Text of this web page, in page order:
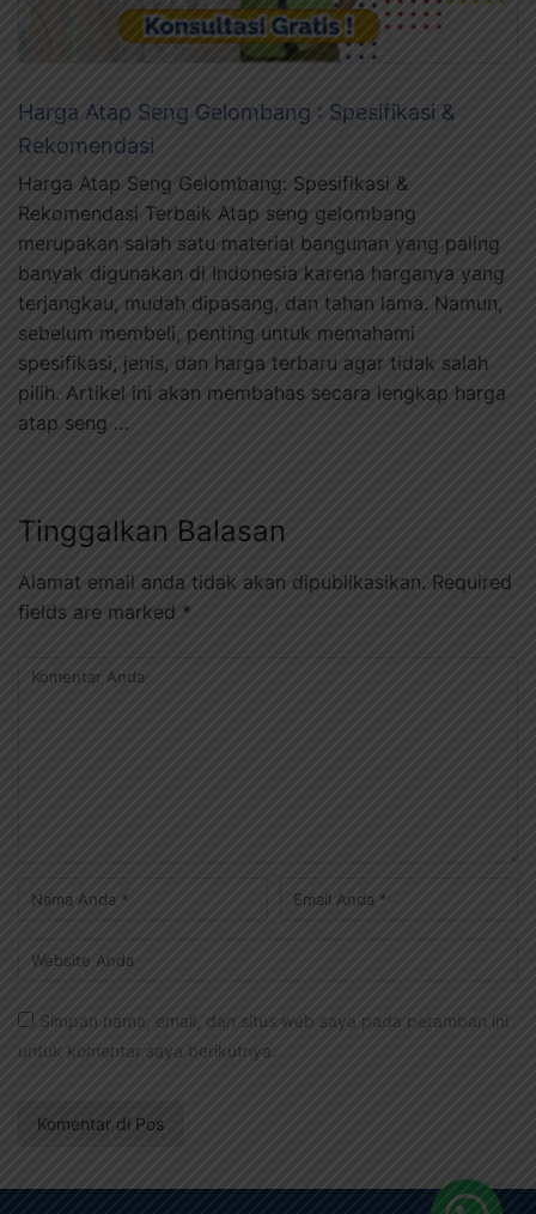
Harga Atap Seng Gelombang : Spesifikasi &
Rekomendasi
Harga Atap Seng Gelombang: Spesifikasi &
Rekomendasi Terbaik Atap seng gelombang
merupakan salah satu material bangunan yang paling
banyak digunakan di Indonesia karena harganya yang
terjangkau, mudah dipasang, dan tahan lama. Namun,
sebelum membeli, penting untuk memahami
spesifikasi, jenis, dan harga terbaru agar tidak salah
pilih. Artikel ini akan membahas secara lengkap harga
atap seng …
Tinggalkan Balasan
Alamat email anda tidak akan dipublikasikan. Required
fields are marked *
Simpan nama, email, dan situs web saya pada peramban ini
untuk komentar saya berikutnya.